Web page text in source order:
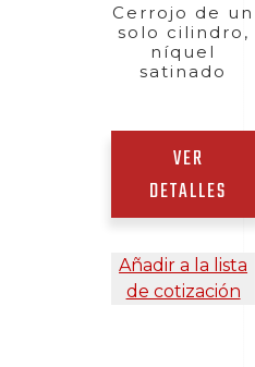
Cerrojo de un
solo cilindro,
níquel
satinado
VER
DETALLES
Añadir a la lista
de cotización